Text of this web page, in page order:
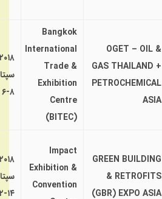
OGET – OIL &
GAS THAILAND +
PETROCHEMICAL
ASIA
Bangkok
International
Trade &
Exhibition
Centre
(BITEC)
۲۰۱۸
۸-۶
GREEN BUILDING
& RETROFITS
(GBR) EXPO ASIA
Impact
Exhibition &
Convention
۲۰۱۸
۱۴-۱۲